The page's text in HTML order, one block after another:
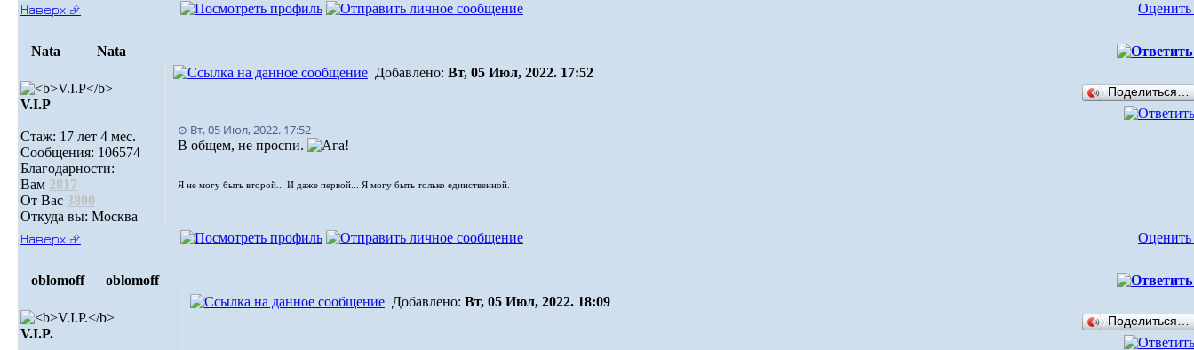
Наверх ⮵
Оценить
Nata Nata
V.I.Р
Стаж: 17 лет 4 мес.
Сообщения: 106574
Благодарности:
Вам 2817
От Вас 3800
Откуда вы: Москва
Добавлено: Вт, 05 Июл, 2022. 17:52
Поделиться…
⊙ Вт, 05 Июл, 2022. 17:52
В общем, не проспи.
Я не могу быть второй... И даже первой... Я могу быть только единственной.
Наверх ⮵ Оценить
oblomoff oblomoff
V.I.P.
Добавлено: Вт, 05 Июл, 2022. 18:09
Поделиться…